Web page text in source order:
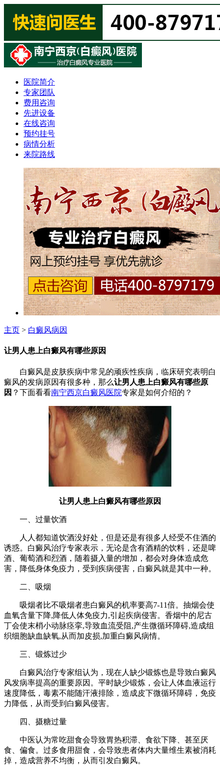
医院简介
专家团队
费用咨询
先进设备
在线咨询
预约挂号
病情分析
来院路线
主页 > 白癜风病因
让男人患上白癜风有哪些原因
白癜风是皮肤疾病中常见的顽疾性疾病，临床研究表明白
癜风的发病原因有很多种，那么让男人患上白癜风有哪些原
因 ？下面看看南宁西京白癜风医院专家是如何介绍的？
让男人患上白癜风有哪些原因
一、过量饮酒
人人都知道饮酒没好处，但是还是有很多人经受不住酒的
诱惑。白癜风治疗专家表示，无论是含有酒精的饮料，还是啤
酒、葡萄酒和烈酒，随着摄入量的增加，都会对身体造成危
害，降低身体免疫力，受到疾病侵害，白癜风就是其中一种。
二、吸烟
吸烟者比不吸烟者患白癜风的机率要高7-11倍。抽烟会使
血氧含量下降,降低人体免疫力,引起疾病侵害。香烟中的尼古
丁会使末梢小动脉痉挛,导致血流受阻,产生微循环障碍,造成组
织细胞缺血缺氧,从而加皮损,加重白癜风病情。
三、锻炼过少
白癜风治疗专家组认为，现在人缺少锻炼也是导致白癜风
风发病率提高的重要原因。平时缺少锻炼，会让人体血液运行
速度降低，毒素不能随汗液排除，造成皮下微循环障碍，免疫
力降低，从而受到白癜风侵害。
四、摄糖过量
中医认为常吃甜食会导致胃热积滞、食欲下降、甚至厌
食、偏食。过多食用甜食，会导致患者体内大量维生素被消耗
掉，造成营养不均衡，从而引发白癜风。